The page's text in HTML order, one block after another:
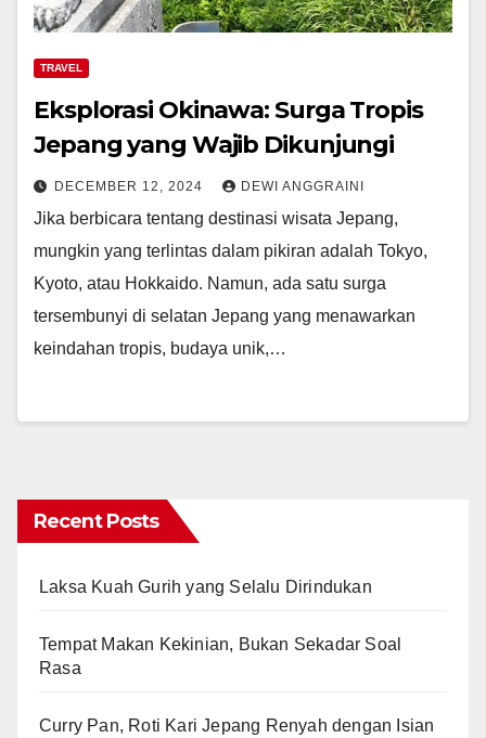
TRAVEL
Eksplorasi Okinawa: Surga Tropis
Jepang yang Wajib Dikunjungi
DECEMBER 12, 2024 DEWI ANGGRAINI
Jika berbicara tentang destinasi wisata Jepang,
mungkin yang terlintas dalam pikiran adalah Tokyo,
Kyoto, atau Hokkaido. Namun, ada satu surga
tersembunyi di selatan Jepang yang menawarkan
keindahan tropis, budaya unik,…
Recent Posts
Laksa Kuah Gurih yang Selalu Dirindukan
Tempat Makan Kekinian, Bukan Sekadar Soal
Rasa
Curry Pan, Roti Kari Jepang Renyah dengan Isian